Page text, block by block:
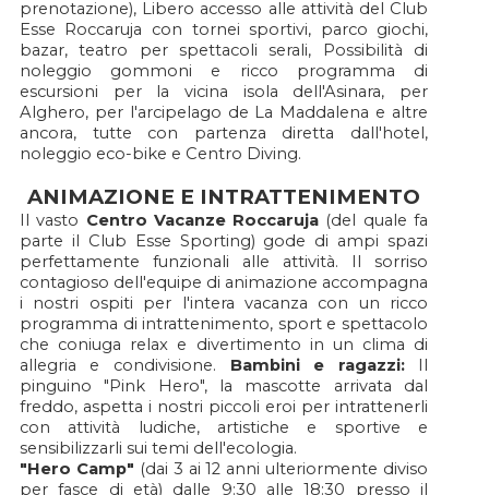
prenotazione), Libero accesso alle attività del Club
Esse Roccaruja con tornei sportivi, parco giochi,
bazar, teatro per spettacoli serali, Possibilità di
noleggio gommoni e ricco programma di
escursioni per la vicina isola dell'Asinara, per
Alghero, per l'arcipelago de La Maddalena e altre
ancora, tutte con partenza diretta dall'hotel,
noleggio eco-bike e Centro Diving.
ANIMAZIONE E INTRATTENIMENTO
Il vasto Centro Vacanze Roccaruja (del quale fa
parte il Club Esse Sporting) gode di ampi spazi
perfettamente funzionali alle attività. Il sorriso
contagioso dell'equipe di animazione accompagna
i nostri ospiti per l'intera vacanza con un ricco
programma di intrattenimento, sport e spettacolo
che coniuga relax e divertimento in un clima di
allegria e condivisione. Bambini e ragazzi:Il
pinguino "Pink Hero", la mascotte arrivata dal
freddo, aspetta i nostri piccoli eroi per intrattenerli
con attività ludiche, artistiche e sportive e
sensibilizzarli sui temi dell'ecologia.
"Hero Camp" (dai 3 ai 12 anni ulteriormente diviso
per fasce di età) dalle 9:30 alle 18:30 presso il